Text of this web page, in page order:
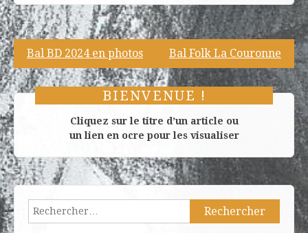
Navigation
de
l’article
Bal BD 2024 en photos Bal Folk La Couronne
BIENVENUE !
Cliquez sur le titre d’un article ou
un lien en ocre pour les visualiser
Rechercher :